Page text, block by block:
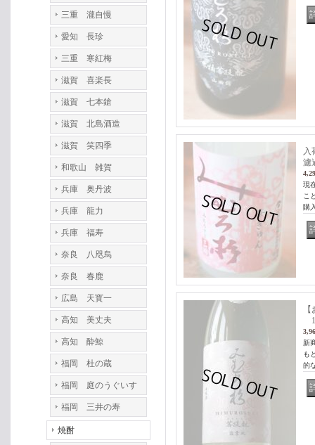
三重 瀧自慢
愛知 長珍
三重 寒紅梅
滋賀 喜楽長
滋賀 七本鎗
滋賀 北島酒造
滋賀 笑四季
和歌山 雑賀
兵庫 奥丹波
兵庫 龍力
兵庫 福寿
奈良 八咫烏
奈良 春鹿
広島 天寳一
高知 美丈夫
高知 酔鯨
福岡 杜の蔵
福岡 庭のうぐいす
福岡 三井の寿
焼酎
入
濾
現
こ
購
新
も
的